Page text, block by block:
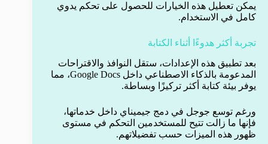
يمكن تعطيل هذه الخيارات للحصول على تحكم يدوي
كامل في الاستخدام.
تجربة أكثر هدوءًا أثناء الكتابة
بعد تطبيق هذه الإعدادات، ستقل النوافذ والاقتراحات
المدعومة بالذكاء الاصطناعي داخل Google Docs، مما
يوفر بيئة كتابة أكثر تركيزًا وبساطة.
ورغم توسع جوجل في دمج جيميناي داخل خدماتها،
فإنها ما زالت تتيح للمستخدمين التحكم في مستوى
ظهور هذه الميزات حسب تفضيلاتهم.